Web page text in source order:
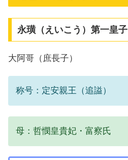
永璜（えいこう）第一皇子
大阿哥（庶長子）
称号：定安親王（追謚）
母：哲憫皇貴妃・富察氏